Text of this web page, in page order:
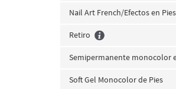
Nail Art French/Efectos en Pies
Retiro
Semipermanente monocolor
Soft Gel Monocolor de Pies